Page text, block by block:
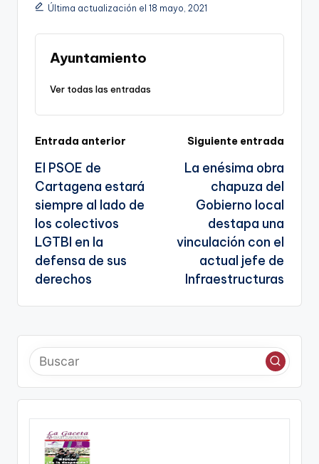
Li
n
k
b
o
o
k
a
m
A
p
Tr
te
Última actualización el 18 mayo, 2021
Ayuntamiento
Ver todas las entradas
Navegación
de
entradas
Entrada anterior
El PSOE de
Cartagena estará
siempre al lado de
los colectivos
LGTBI en la
defensa de sus
derechos
Siguiente entrada
La enésima obra
chapuza del
Gobierno local
destapa una
vinculación con el
actual jefe de
Infraestructuras